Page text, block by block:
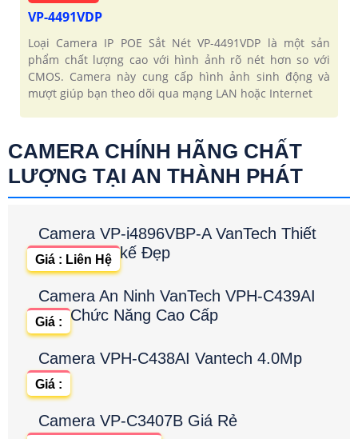
VP-4491VDP
Loại Camera IP POE Sắt Nét VP-4491VDP là một sản
phẩm chất lượng cao với hình ảnh rõ nét hơn so với
CMOS. Camera này cung cấp hình ảnh sinh động và
mượt giúp bạn theo dõi qua mạng LAN hoặc Internet
CAMERA CHÍNH HÃNG CHẤT
LƯỢNG TẠI AN THÀNH PHÁT
Camera VP-i4896VBP-A VanTech Thiết
kế Đẹp
Giá : Liên Hệ
Camera An Ninh VanTech VPH-C439AI
Chức Năng Cao Cấp
Giá :
Camera VPH-C438AI Vantech 4.0Mp
Giá :
Camera VP-C3407B Giá Rẻ